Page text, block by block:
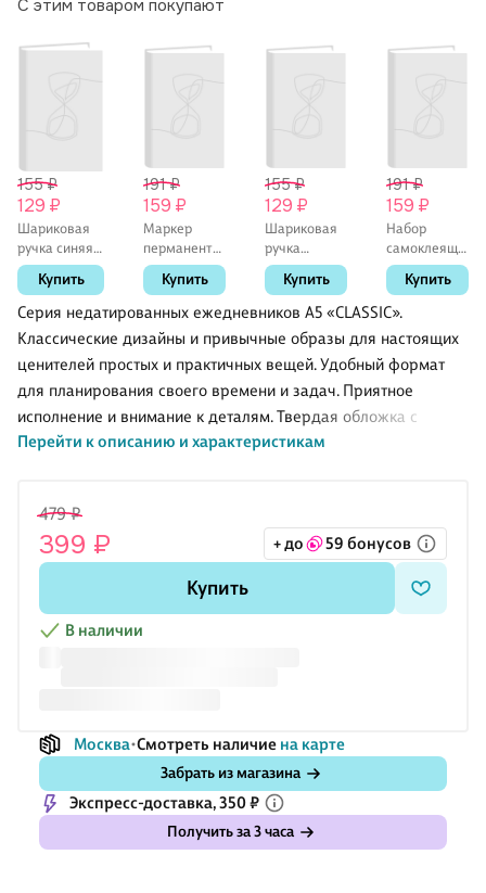
Серия недатированных ежедневников А5 «CLASSIC».
Классические дизайны и привычные образы для настоящих
ценителей простых и практичных вещей. Удобный формат
для планирования своего времени и задач. Приятное
исполнение и внимание к деталям. Твердая обложка с
матовой ламинацией, белые форзацы и белоснежная бумага
Перейти к описанию и характеристикам
С этим товаром покупают
155 ₽
129 ₽
Шариковая
ручка синяя
0,5 мм, MC
Gold,
MunHwa
Купить
191 ₽
159 ₽
Маркер
перманентный
чёрный,
двухсторонний,
GoodMark
Купить
155 ₽
129 ₽
Шариковая
ручка
чёрная 0,5
мм,
Supreme,
Купить
191 ₽
159 ₽
Набор
самоклеящихся
закладок
GoodMark
Купить
479 ₽
399 ₽ + до 59 бонусов
Купить
В наличии
Москва Смотреть наличие на карте
Забрать из магазина
Экспресс-доставка, 350 ₽
Получить за 3 часа